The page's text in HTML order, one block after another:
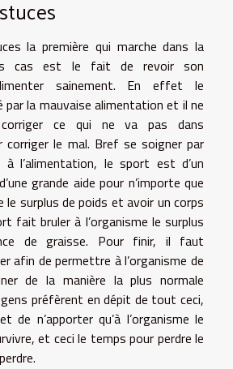
la première qui marche dans la
cas est le fait de revoir son
sainement. En effet le
par la mauvaise alimentation et il ne
ce qui ne va pas dans
corriger le mal. Bref se soigner par
à l’alimentation, le sport est d’un
grande aide pour n’importe que
le surplus de poids et avoir un corps
fait bruler à l’organisme le surplus
de graisse. Pour finir, il faut
afin de permettre à l’organisme de
de la manière la plus normale
préfèrent en dépit de tout ceci,
de n’apporter qu’à l’organisme le
et ceci le temps pour perdre le